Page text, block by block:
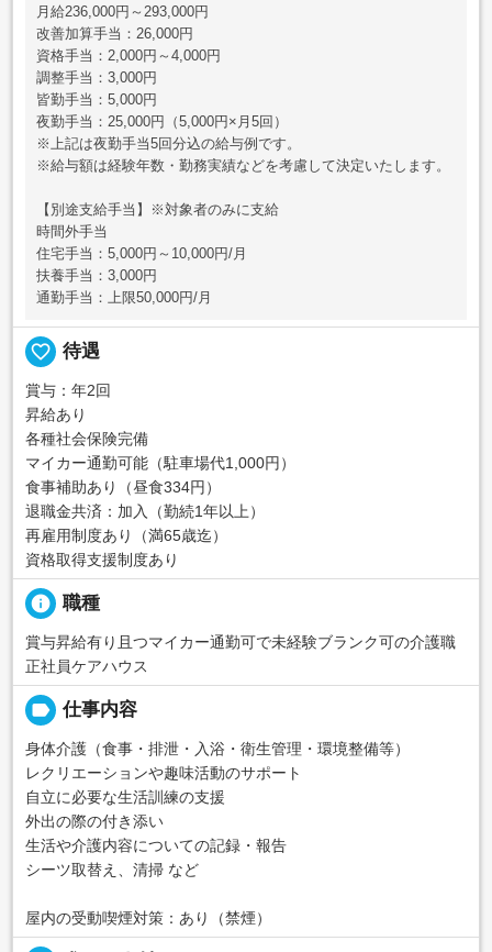
月給236,000円～293,000円
改善加算手当：26,000円
資格手当：2,000円～4,000円
調整手当：3,000円
皆勤手当：5,000円
夜勤手当：25,000円（5,000円×月5回）
※上記は夜勤手当5回分込の給与例です。
※給与額は経験年数・勤務実績などを考慮して決定いたします。
【別途支給手当】※対象者のみに支給
時間外手当
住宅手当：5,000円～10,000円/月
扶養手当：3,000円
通勤手当：上限50,000円/月
favorite_border 待遇
賞与：年2回
昇給あり
各種社会保険完備
マイカー通勤可能（駐車場代1,000円）
食事補助あり（昼食334円）
退職金共済：加入（勤続1年以上）
再雇用制度あり（満65歳迄）
資格取得支援制度あり
info 職種
賞与昇給有り且つマイカー通勤可で未経験ブランク可の介護職
正社員ケアハウス
label 仕事内容
身体介護（食事・排泄・入浴・衛生管理・環境整備等）
レクリエーションや趣味活動のサポート
自立に必要な生活訓練の支援
外出の際の付き添い
生活や介護内容についての記録・報告
シーツ取替え、清掃 など
屋内の受動喫煙対策：あり（禁煙）